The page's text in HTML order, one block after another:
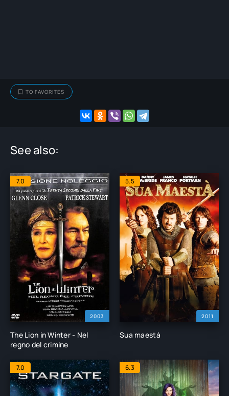
TO FAVORITES
See also:
2003
7.0
The Lion in Winter - Nel
regno del crimine
2011
5.5
Sua maestà
7.0 6.3